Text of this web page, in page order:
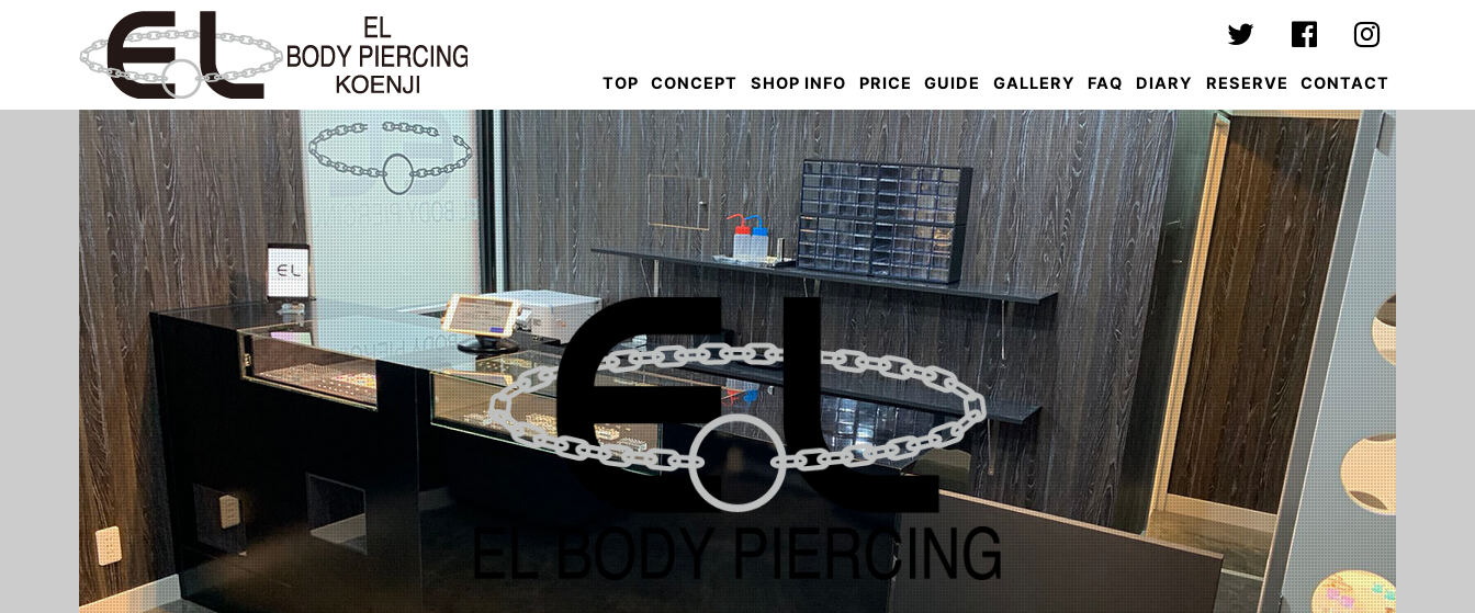
TOP CONCEPT SHOP INFO PRICE GUIDE GALLERY FAQ DIARY RESERVE CONTACT